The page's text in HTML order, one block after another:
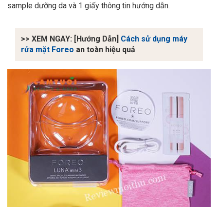
sample dưỡng da và 1 giấy thông tin hướng dẫn.
>> XEM NGAY: [Hướng Dẫn] Cách sử dụng máy
rửa mặt Foreo an toàn hiệu quả